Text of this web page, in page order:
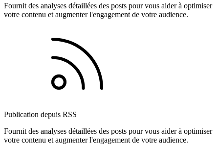
Fournit des analyses détaillées des posts pour vous aider à optimiser
votre contenu et augmenter l'engagement de votre audience.
Publication depuis RSS
Fournit des analyses détaillées des posts pour vous aider à optimiser
votre contenu et augmenter l'engagement de votre audience.